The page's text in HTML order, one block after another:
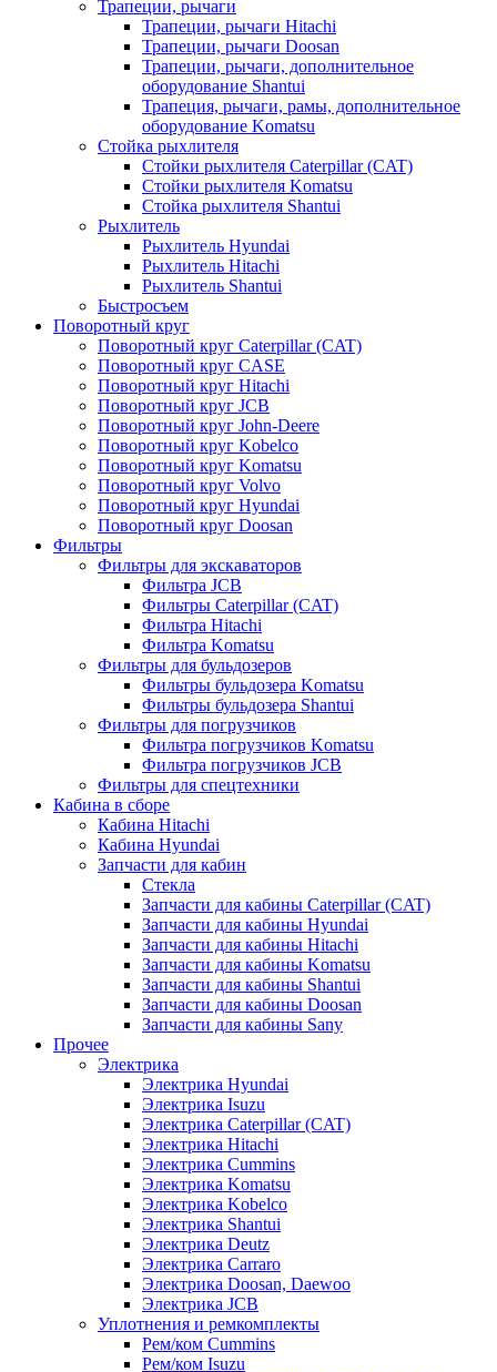
Трапеции, рычаги
Трапеции, рычаги Hitachi
Трапеции, рычаги Doosan
Трапеции, рычаги, дополнительное
оборудование Shantui
Трапеция, рычаги, рамы, дополнительное
оборудование Komatsu
Стойка рыхлителя
Стойки рыхлителя Caterpillar (CAT)
Стойки рыхлителя Komatsu
Стойка рыхлителя Shantui
Рыхлитель
Рыхлитель Hyundai
Рыхлитель Hitachi
Рыхлитель Shantui
Быстросъем
Поворотный круг
Поворотный круг Caterpillar (CAT)
Поворотный круг CASE
Поворотный круг Hitachi
Поворотный круг JCB
Поворотный круг John-Deere
Поворотный круг Kobelco
Поворотный круг Komatsu
Поворотный круг Volvo
Поворотный круг Hyundai
Поворотный круг Doosan
Фильтры
Фильтры для экскаваторов
Фильтра JCB
Фильтры Caterpillar (CAT)
Фильтра Hitachi
Фильтра Komatsu
Фильтры для бульдозеров
Фильтры бульдозера Komatsu
Фильтры бульдозера Shantui
Фильтры для погрузчиков
Фильтра погрузчиков Komatsu
Фильтра погрузчиков JCB
Фильтры для спецтехники
Кабина в сборе
Кабина Hitachi
Кабина Hyundai
Запчасти для кабин
Стекла
Запчасти для кабины Caterpillar (CAT)
Запчасти для кабины Hyundai
Запчасти для кабины Hitachi
Запчасти для кабины Komatsu
Запчасти для кабины Shantui
Запчасти для кабины Doosan
Запчасти для кабины Sany
Прочее
Электрика
Электрика Hyundai
Электрика Isuzu
Электрика Caterpillar (CAT)
Электрика Hitachi
Электрика Cummins
Электрика Komatsu
Электрика Kobelco
Электрика Shantui
Электрика Deutz
Электрика Carraro
Электрика Doosan, Daewoo
Электрика JCB
Уплотнения и ремкомплекты
Рем/ком Cummins
Рем/ком Isuzu